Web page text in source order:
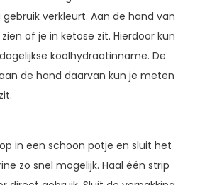
verkleurt. Aan de hand van
of je in ketose zit. Hierdoor kun
koolhydraatinname. De
de hand daarvan kun je meten
in een schoon potje en sluit het
zo snel mogelijk. Haal één strip